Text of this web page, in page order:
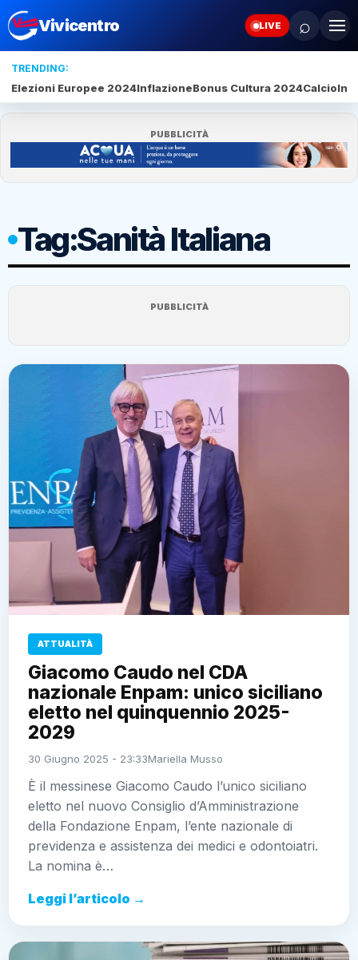
Vivicentro LIVE ⌕
TRENDING:
Elezioni Europee 2024InflazioneBonus Cultura 2024Calcio
PUBBLICITÀ
Tag:Sanità Italiana
PUBBLICITÀ
ATTUALITÀ
Giacomo Caudo nel CDA
nazionale Enpam: unico siciliano
eletto nel quinquennio 2025-
2029
30 Giugno 2025 - 23:33Mariella Musso
È il messinese Giacomo Caudo l’unico siciliano
eletto nel nuovo Consiglio d’Amministrazione
della Fondazione Enpam, l’ente nazionale di
previdenza e assistenza dei medici e odontoiatri.
La nomina è…
Leggi l’articolo →